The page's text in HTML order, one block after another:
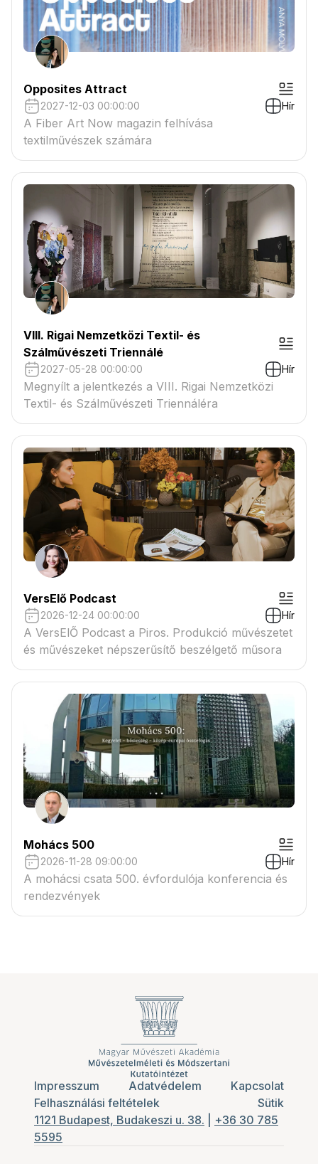
Opposites Attract
2027-12-03 00:00:00 Hír
A Fiber Art Now magazin felhívása
textilművészek számára
VIII. Rigai Nemzetközi Textil- és
Szálművészeti Triennálé
2027-05-28 00:00:00 Hír
Megnyílt a jelentkezés a VIII. Rigai Nemzetközi
Textil- és Szálművészeti Triennáléra
VersElő Podcast
2026-12-24 00:00:00 Hír
A VersElŐ Podcast a Piros. Produkció művészetet
és művészeket népszerűsítő beszélgető műsora
Mohács 500
2026-11-28 09:00:00 Hír
A mohácsi csata 500. évfordulója konferencia és
rendezvények
Impresszum Adatvédelem
Kapcsolat
Felhasználási feltételek
Sütik
1121 Budapest, Budakeszi u. 38.
+36 30 785
5595